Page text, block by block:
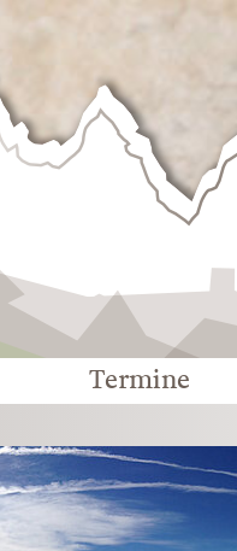
Sektion
Eichstätt
Termine